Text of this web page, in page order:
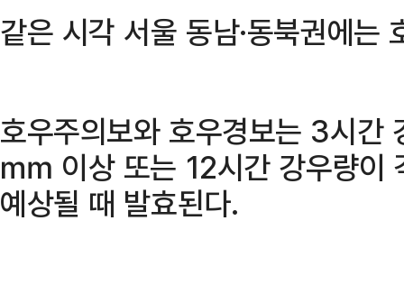
같은 시각 서울 동남·동북권에는
호우주의보와 호우경보는 3시
㎜ 이상 또는 12시간 강우량
예상될 때 발효된다.